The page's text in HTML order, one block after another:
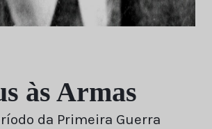
às Armas
da Primeira Guerra